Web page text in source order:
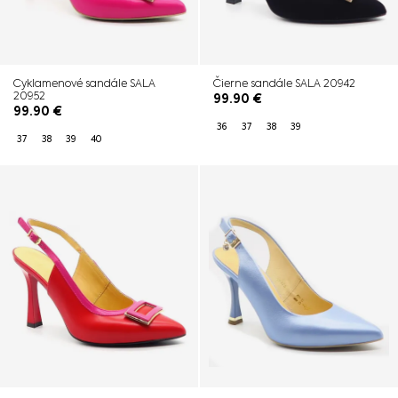
Cyklamenové sandále SALA
20952
99.90 €
37 38 39 40
Čierne sandále SALA 20942
99.90 €
36 37 38 39